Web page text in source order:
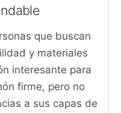
que buscan
y materiales
interesante para
firme, pero no
a sus capas de